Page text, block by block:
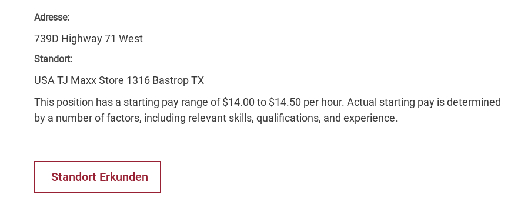
Adresse:
739D Highway 71 West
Standort:
USA TJ Maxx Store 1316 Bastrop TX
This position has a starting pay range of $14.00 to $14.50 per hour. Actual starting pay is determined
by a number of factors, including relevant skills, qualifications, and experience.
Standort Erkunden